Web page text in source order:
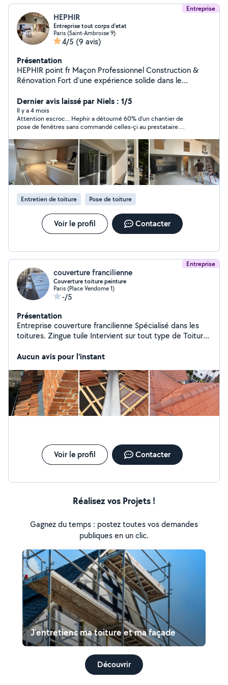
Entreprise
HEPHIR
Entreprise tout corps d'etat
Paris (Saint-Ambroise 9)
4/5 (9 avis)
Présentation
HEPHIR point fr Maçon Professionnel Construction &
Rénovation Fort d'une expérience solide dans le
votre disposition pour tous vos travaux de construction,
de rénovation et d'aménagement extérieur. Que ce soit
pour de petits travaux ou de grands projets, je vous
garantis un travail soigné, durable et conforme à vos
attentes. Prestations proposées : Construction de
murs, cloisons et fondations Pose de briques, parpaings
et pierres Réalisation de dalles, terrasses et escaliers en
béton Enduits, crépis et ravalement de façade Petits
travaux de maçonnerie et réparations diverses Pourquoi
me faire confiance ? Travail de qualité et finitions
soignées Respect des délais et du budget Conseils
personnalisés adaptés à votre projet Devis gratuit et
réponse rapide Zone d'intervention : La Région
Parisienne 92 et 78 Contactez-moi dès maintenant pour
bonnes mains
Dernier avis laissé par Niels : 1/5
Il y a 4 mois
Attention escroc... Hephir a détourné 60% d'un chantier de
pose de fenêtres sans commandé celles-çi au prestataire.
escroquerie.
Entretien de toiture Pose de toiture
Voir le profil Contacter
Entreprise
couverture francilienne
Couverture toiture peinture
Paris (Place Vendome 1)
-/5
Présentation
Entreprise couverture francilienne Spécialisé dans les
toitures. Zingue tuile Intervient sur tout type de Toiture
urgence sur Toiture, recherche de fuite
Aucun avis pour l'instant
Voir le profil Contacter
Réalisez vos Projets !
Gagnez du temps : postez toutes vos demandes
publiques en un clic.
J'entretiens ma toiture et ma façade
Découvrir